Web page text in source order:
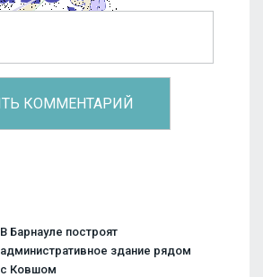
В Барнауле построят
административное здание рядом
с Ковшом